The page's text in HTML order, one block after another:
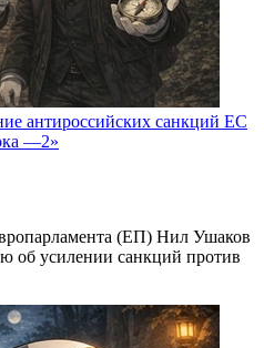
антироссийских санкций ЕС
—2»
(ЕП) Нил Ушаков
об усилении санкций против